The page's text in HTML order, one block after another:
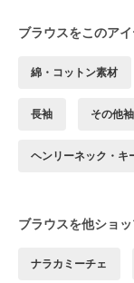
ブラウスをこのア
綿・コットン素材
長袖 その他
ヘンリーネック・キ
ブラウスを他ショ
ナラカミーチェ